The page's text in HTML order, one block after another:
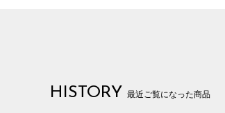
HISTORY 最近ご覧になった商品